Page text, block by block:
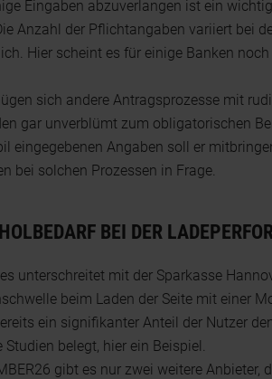
Eingaben abzuverlangen ist ein
Anzahl der Pflichtangaben variiert bei
Hier scheint es für einige Banken
sich andere Antragsprozesse mit
gar unverblümt zum obligatorischen
eingegebenen Angaben soll er
bei solchen Prozessen in Frage.
BEI DER
unterschreitet mit der Sparkasse
beim Laden der Seite mit einer
ein signifikanter Anteil der Nutzer
belegt, hier ein Beispiel.
gibt es nur zwei weitere Anbieter,